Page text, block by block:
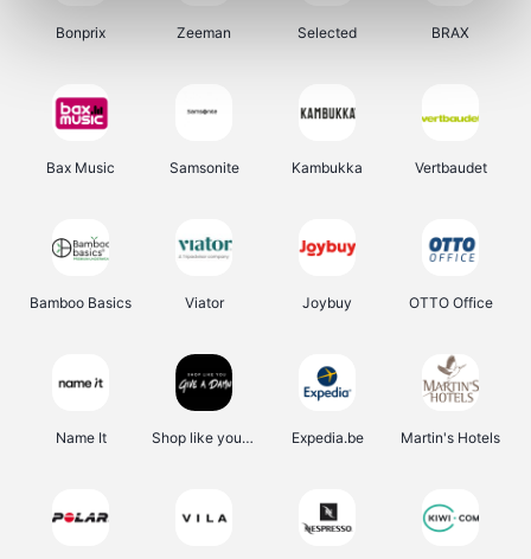
Bonprix Zeeman Selected BRAX
Bax Music Samsonite Kambukka Vertbaudet
Bamboo Basics Viator Joybuy OTTO Office
Name It Shop like you Give A Damn Expedia.be Martin's Hotels